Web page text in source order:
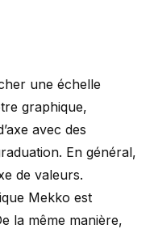
une échelle
graphique,
avec des
En général,
de valeurs.
Mekko est
la même manière,